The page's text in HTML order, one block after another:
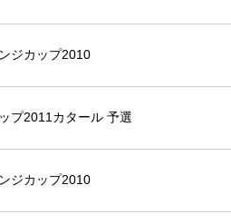
ジカップ2010
プ2011カタール 予選
ジカップ2010